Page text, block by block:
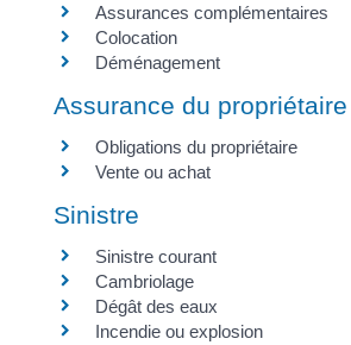
Assurances complémentaires
Colocation
Déménagement
Assurance du propriétaire
Obligations du propriétaire
Vente ou achat
Sinistre
Sinistre courant
Cambriolage
Dégât des eaux
Incendie ou explosion